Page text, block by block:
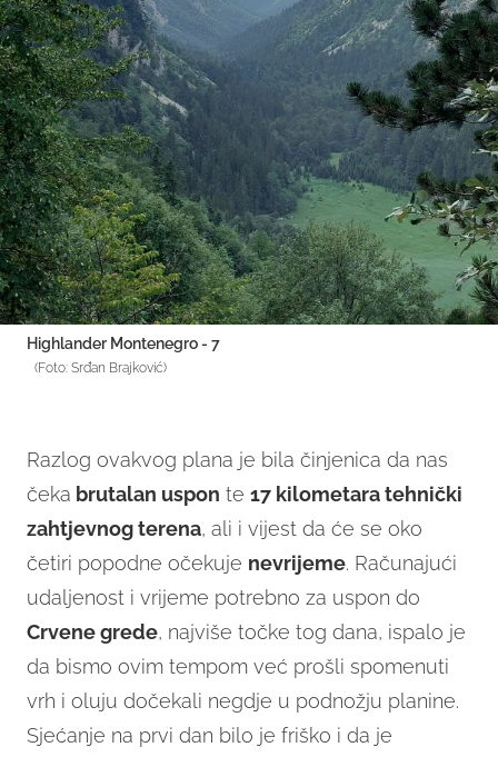
Highlander Montenegro - 7
(Foto: Srđan Brajković)
Razlog ovakvog plana je bila činjenica da nas
čeka brutalan uspon te 17 kilometara tehnički
zahtjevnog terena, ali i vijest da će se oko
četiri popodne očekuje nevrijeme. Računajući
udaljenost i vrijeme potrebno za uspon do
Crvene grede, najviše točke tog dana, ispalo je
da bismo ovim tempom već prošli spomenuti
vrh i oluju dočekali negdje u podnožju planine.
Sjećanje na prvi dan bilo je friško i da je